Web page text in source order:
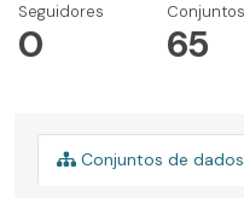
Seguidores
0 65
Conjuntos de dados